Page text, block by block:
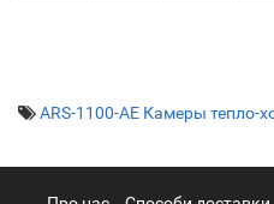
ARS-1100-AE Камеры тепло-